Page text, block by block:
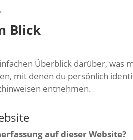
Blick
Überblick darüber,
mit denen du persönlich
entnehmen.
auf dieser Website?